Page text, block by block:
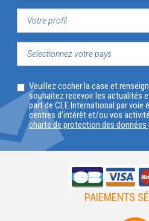
VOTRE
PROFIL
VOTRE
PAYS
Veuillez cocher la case et
souhaitez recevoir les actualités
part de CLE International par voie
centres d'intérêt et/ou vos
charte de protection des données
PAIEMENTS